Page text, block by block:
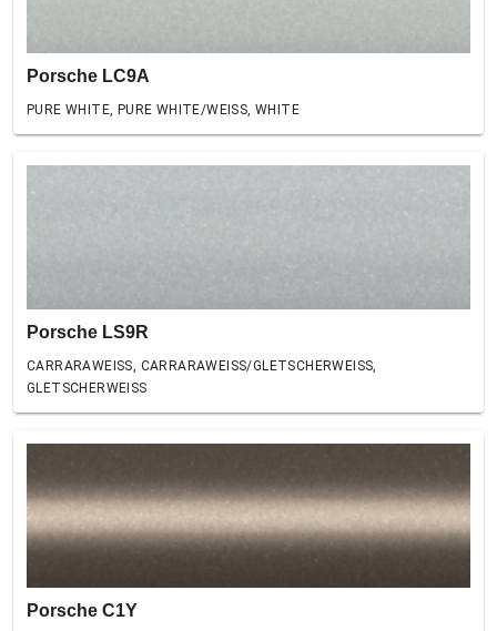
Porsche LC9A
PURE WHITE, PURE WHITE/WEISS, WHITE
Porsche LS9R
CARRARAWEISS, CARRARAWEISS/GLETSCHERWEISS,
GLETSCHERWEISS
Porsche C1Y